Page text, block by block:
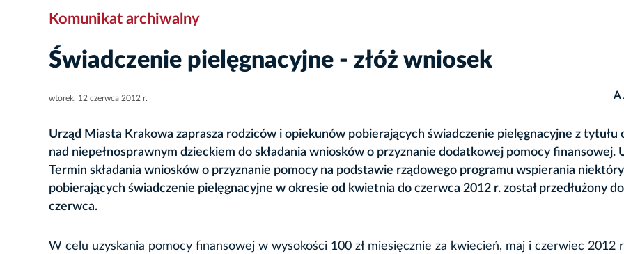
Komunikat archiwalny
Świadczenie pielęgnacyjne - złóż wniosek
wtorek, 12 czerwca 2012 r. A
Urząd Miasta Krakowa zaprasza rodziców i opiekunów pobierających świadczenie pielęgnacyjne z tytułu
nad niepełnosprawnym dzieckiem do składania wniosków o przyznanie dodatkowej pomocy finansowej.
Termin składania wniosków o przyznanie pomocy na podstawie rządowego programu wspierania
pobierających świadczenie pielęgnacyjne w okresie od kwietnia do czerwca 2012 r. został przedłużony
czerwca.
W celu uzyskania pomocy finansowej w wysokości 100 zł miesięcznie za kwiecień, maj i czerwiec 2012